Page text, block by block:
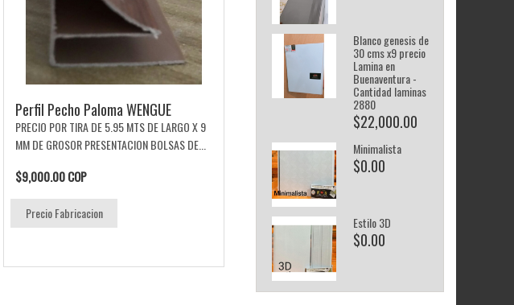
Blanco genesis de
30 cms x9 precio
Lamina en
Buenaventura -
Cantidad laminas
2880
$22,000.00
Minimalista
$0.00
Estilo 3D
$0.00
Perfil Pecho Paloma WENGUE
PRECIO POR TIRA DE 5.95 MTS DE LARGO X 9
MM DE GROSOR PRESENTACION BOLSAS DE...
$9,000.00 COP
Precio Fabricacion